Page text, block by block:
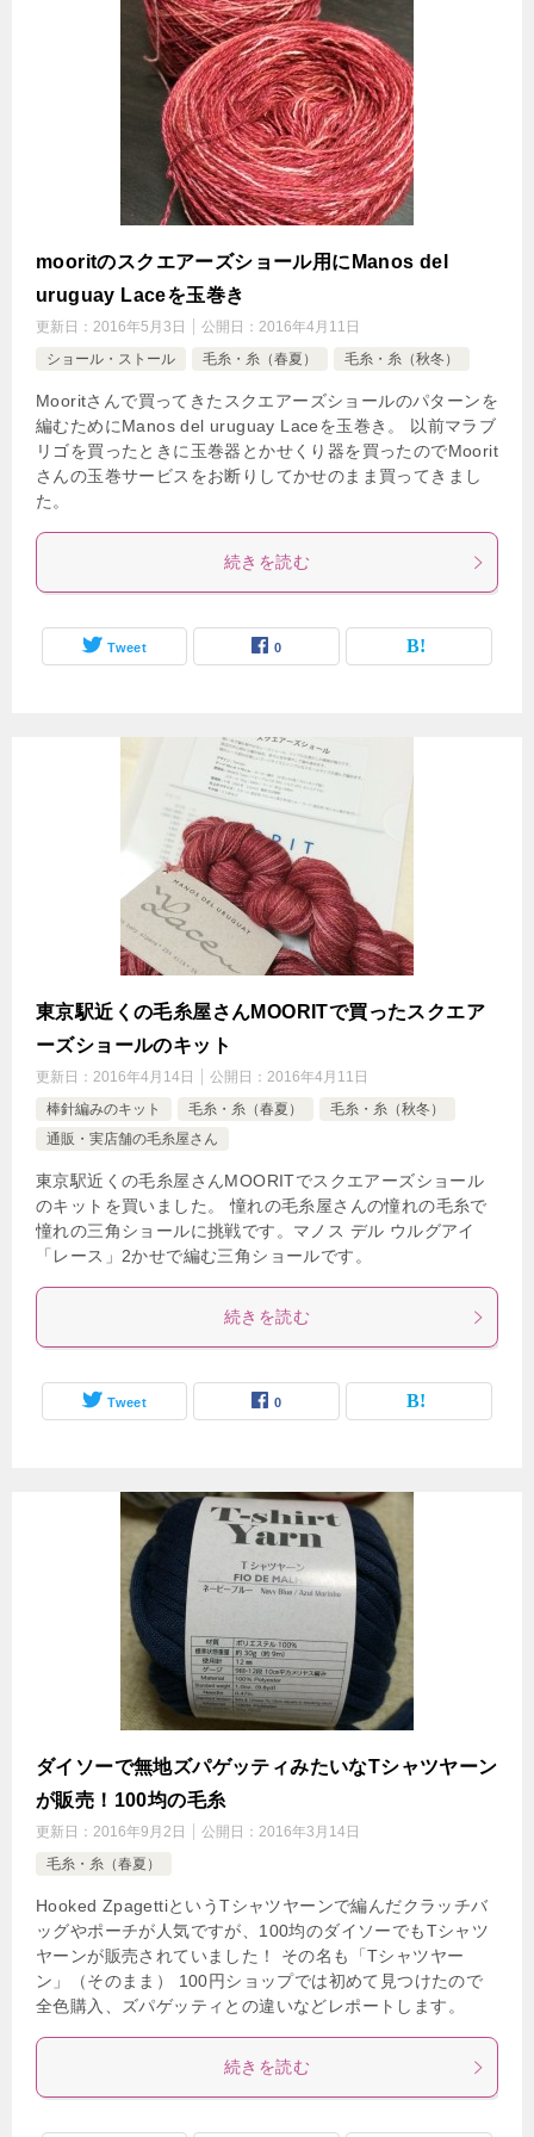
mooritのスクエアーズショール用にManos del
uruguay Laceを玉巻き
更新日： 2016年5月3日 公開日： 2016年4月11日
ショール・ストール
毛糸・糸（春夏） 毛糸・糸（秋冬）
Mooritさんで買ってきたスクエアーズショールのパターンを
編むためにManos del uruguay Laceを玉巻き。 以前マラブ
リゴを買ったときに玉巻器とかせくり器を買ったのでMoorit
さんの玉巻サービスをお断りしてかせのまま買ってきまし
た。
続きを読む
Tweet 0
東京駅近くの毛糸屋さんMOORITで買ったスクエア
ーズショールのキット
更新日： 2016年4月14日 公開日： 2016年4月11日
棒針編みのキット
毛糸・糸（春夏）
毛糸・糸（秋冬）
通販・実店舗の毛糸屋さん
東京駅近くの毛糸屋さんMOORITでスクエアーズショール
のキットを買いました。 憧れの毛糸屋さんの憧れの毛糸で
憧れの三角ショールに挑戦です。マノス デル ウルグアイ
「レース」2かせで編む三角ショールです。
続きを読む
Tweet 0
ダイソーで無地ズパゲッティみたいなTシャツヤーン
が販売！100均の毛糸
更新日： 2016年9月2日 公開日： 2016年3月14日
毛糸・糸（春夏）
Hooked ZpagettiというTシャツヤーンで編んだクラッチバ
ッグやポーチが人気ですが、100均のダイソーでもTシャツ
ヤーンが販売されていました！ その名も「Tシャツヤー
ン」（そのまま） 100円ショップでは初めて見つけたので
全色購入、ズパゲッティとの違いなどレポートします。
続きを読む